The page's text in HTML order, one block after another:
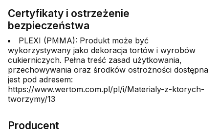
Certyfikaty i ostrzeżenie
bezpieczeństwa
PLEXI (PMMA): Produkt może być
wykorzystywany jako dekoracja tortów i wyrobów
cukierniczych. Pełna treść zasad użytkowania,
przechowywania oraz środków ostrożności dostępna
jest pod adresem:
https://www.wertom.com.pl/pl/i/Materialy-z-ktorych-
tworzymy/13
Producent